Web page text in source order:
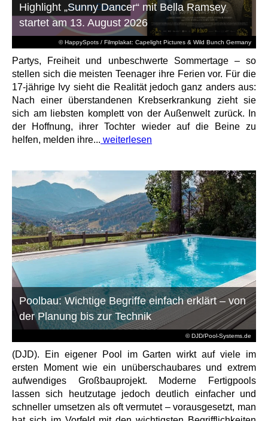
© HappySpots / Filmplakat: Capelight Pictures & Wild Bunch Germany
Highlight „Sunny Dancer“ mit Bella Ramsey
startet am 13. August 2026
Partys, Freiheit und unbeschwerte Sommertage – so
stellen sich die meisten Teenager ihre Ferien vor. Für die
17-jährige Ivy sieht die Realität jedoch ganz anders aus:
Nach einer überstandenen Krebserkrankung zieht sie
sich am liebsten komplett von der Außenwelt zurück. In
der Hoffnung, ihrer Tochter wieder auf die Beine zu
helfen, melden ihre... weiterlesen
© DJD/Pool-Systems.de
Poolbau: Wichtige Begriffe einfach erklärt – von
der Planung bis zur Technik
(DJD). Ein eigener Pool im Garten wirkt auf viele im
ersten Moment wie ein unüberschaubares und extrem
aufwendiges Großbauprojekt. Moderne Fertigpools
lassen sich heutzutage jedoch deutlich einfacher und
schneller umsetzen als oft vermutet – vorausgesetzt, man